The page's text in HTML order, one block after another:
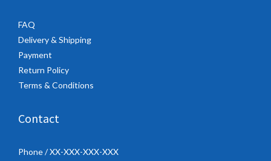
FAQ
Delivery & Shipping
Payment
Return Policy
Terms & Conditions
Contact
Phone / XX-XXX-XXX-XXX